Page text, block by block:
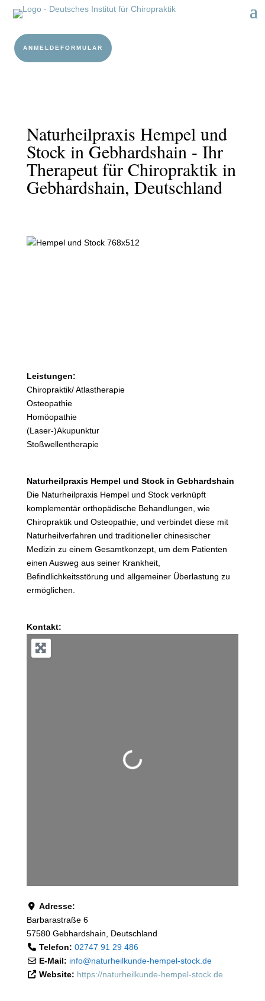
ANMELDEFORMULAR
Naturheilpraxis Hempel und
Stock in Gebhardshain - Ihr
Therapeut für Chiropraktik in
Gebhardshain, Deutschland
Leistungen:
Chiropraktik/ Atlastherapie
Osteopathie
Homöopathie
(Laser-)Akupunktur
Stoßwellentherapie
Naturheilpraxis Hempel und Stock in Gebhardshain
Die Naturheilpraxis Hempel und Stock verknüpft
komplementär orthopädische Behandlungen, wie
Chiropraktik und Osteopathie, und verbindet diese mit
Naturheilverfahren und traditioneller chinesischer
Medizin zu einem Gesamtkonzept, um dem Patienten
einen Ausweg aus seiner Krankheit,
Befindlichkeitsstörung und allgemeiner Überlastung zu
ermöglichen.
Kontakt:
Wird geladen …
Adresse:
Barbarastraße 6
57580 Gebhardshain
Deutschland
Telefon:02747 91 29 486
E-Mail: info@naturheilkunde-hempel-stock.de
Website: https://naturheilkunde-hempel-stock.de